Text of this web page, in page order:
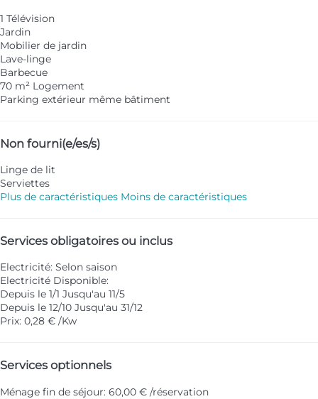
1 Télévision
Jardin
Mobilier de jardin
Lave-linge
Barbecue
70 m² Logement
Parking extérieur même bâtiment
Non fourni(e/es/s)
Linge de lit
Serviettes
Plus de caractéristiques Moins de caractéristiques
Services obligatoires ou inclus
Electricité: Selon saison
Electricité Disponible:
Depuis le 1/1 Jusqu'au 11/5
Depuis le 12/10 Jusqu'au 31/12
Prix: 0,28 € /Kw
Services optionnels
Ménage fin de séjour: 60,00 € /réservation